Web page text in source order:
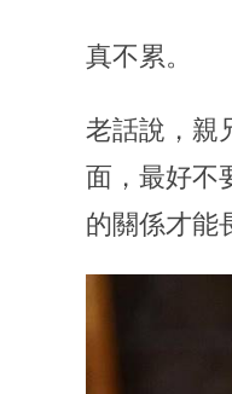
真不累。
老話說，親
面，最好不
的關係才能